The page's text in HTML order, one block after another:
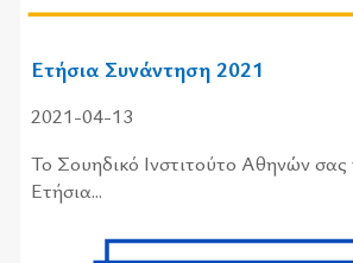
Ετήσια Συνάντηση 2021
2021-04-13
Το Σουηδικό Ινστιτούτο Αθηνών σας
Ετήσια...